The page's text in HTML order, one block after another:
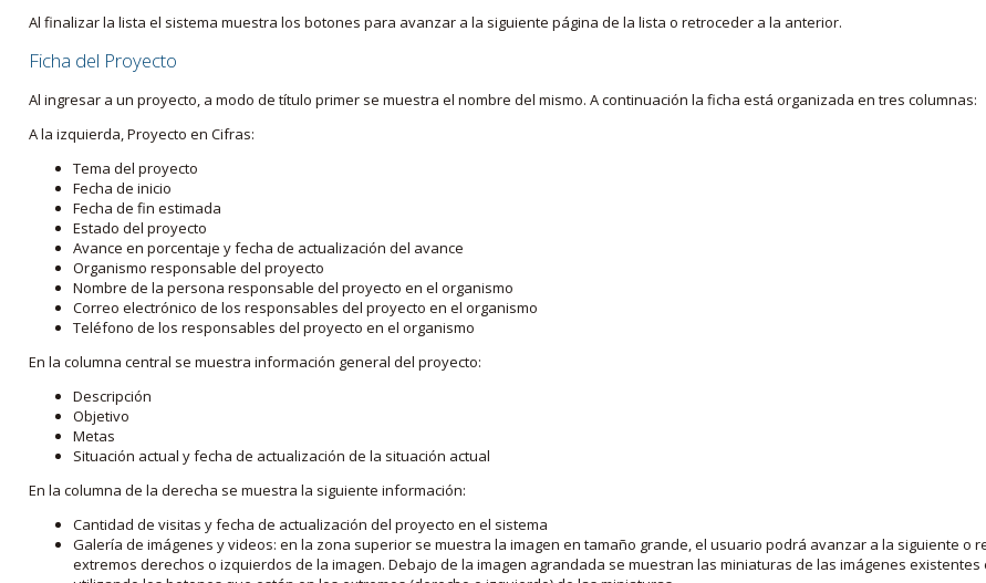
Al finalizar la lista el sistema muestra los botones para avanzar a la siguiente página de la lista o retroceder a la anterior.
Ficha del Proyecto
Al ingresar a un proyecto, a modo de título primer se muestra el nombre del mismo. A continuación la ficha está organizada en tres columnas:
A la izquierda, Proyecto en Cifras:
Tema del proyecto
Fecha de inicio
Fecha de fin estimada
Estado del proyecto
Avance en porcentaje y fecha de actualización del avance
Organismo responsable del proyecto
Nombre de la persona responsable del proyecto en el organismo
Correo electrónico de los responsables del proyecto en el organismo
Teléfono de los responsables del proyecto en el organismo
En la columna central se muestra información general del proyecto:
Descripción
Objetivo
Metas
Situación actual y fecha de actualización de la situación actual
En la columna de la derecha se muestra la siguiente información:
Cantidad de visitas y fecha de actualización del proyecto en el sistema
Galería de imágenes y videos: en la zona superior se muestra la imagen en tamaño grande, el usuario podrá avanzar a la siguiente
extremos derechos o izquierdos de la imagen. Debajo de la imagen agrandada se muestran las miniaturas de las imágenes